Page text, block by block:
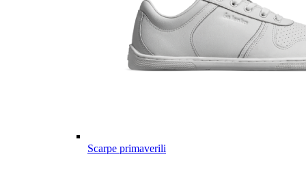
Scarpe primaverili